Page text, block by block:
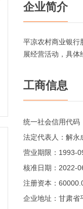
企业简介
平凉农村商业银行
展经营活动，具
工商信息
统一社会信用代码
法定代表人： 解永
营业期限： 1993-
核准日期： 2022-
注册资本：
企业地址： 甘肃省